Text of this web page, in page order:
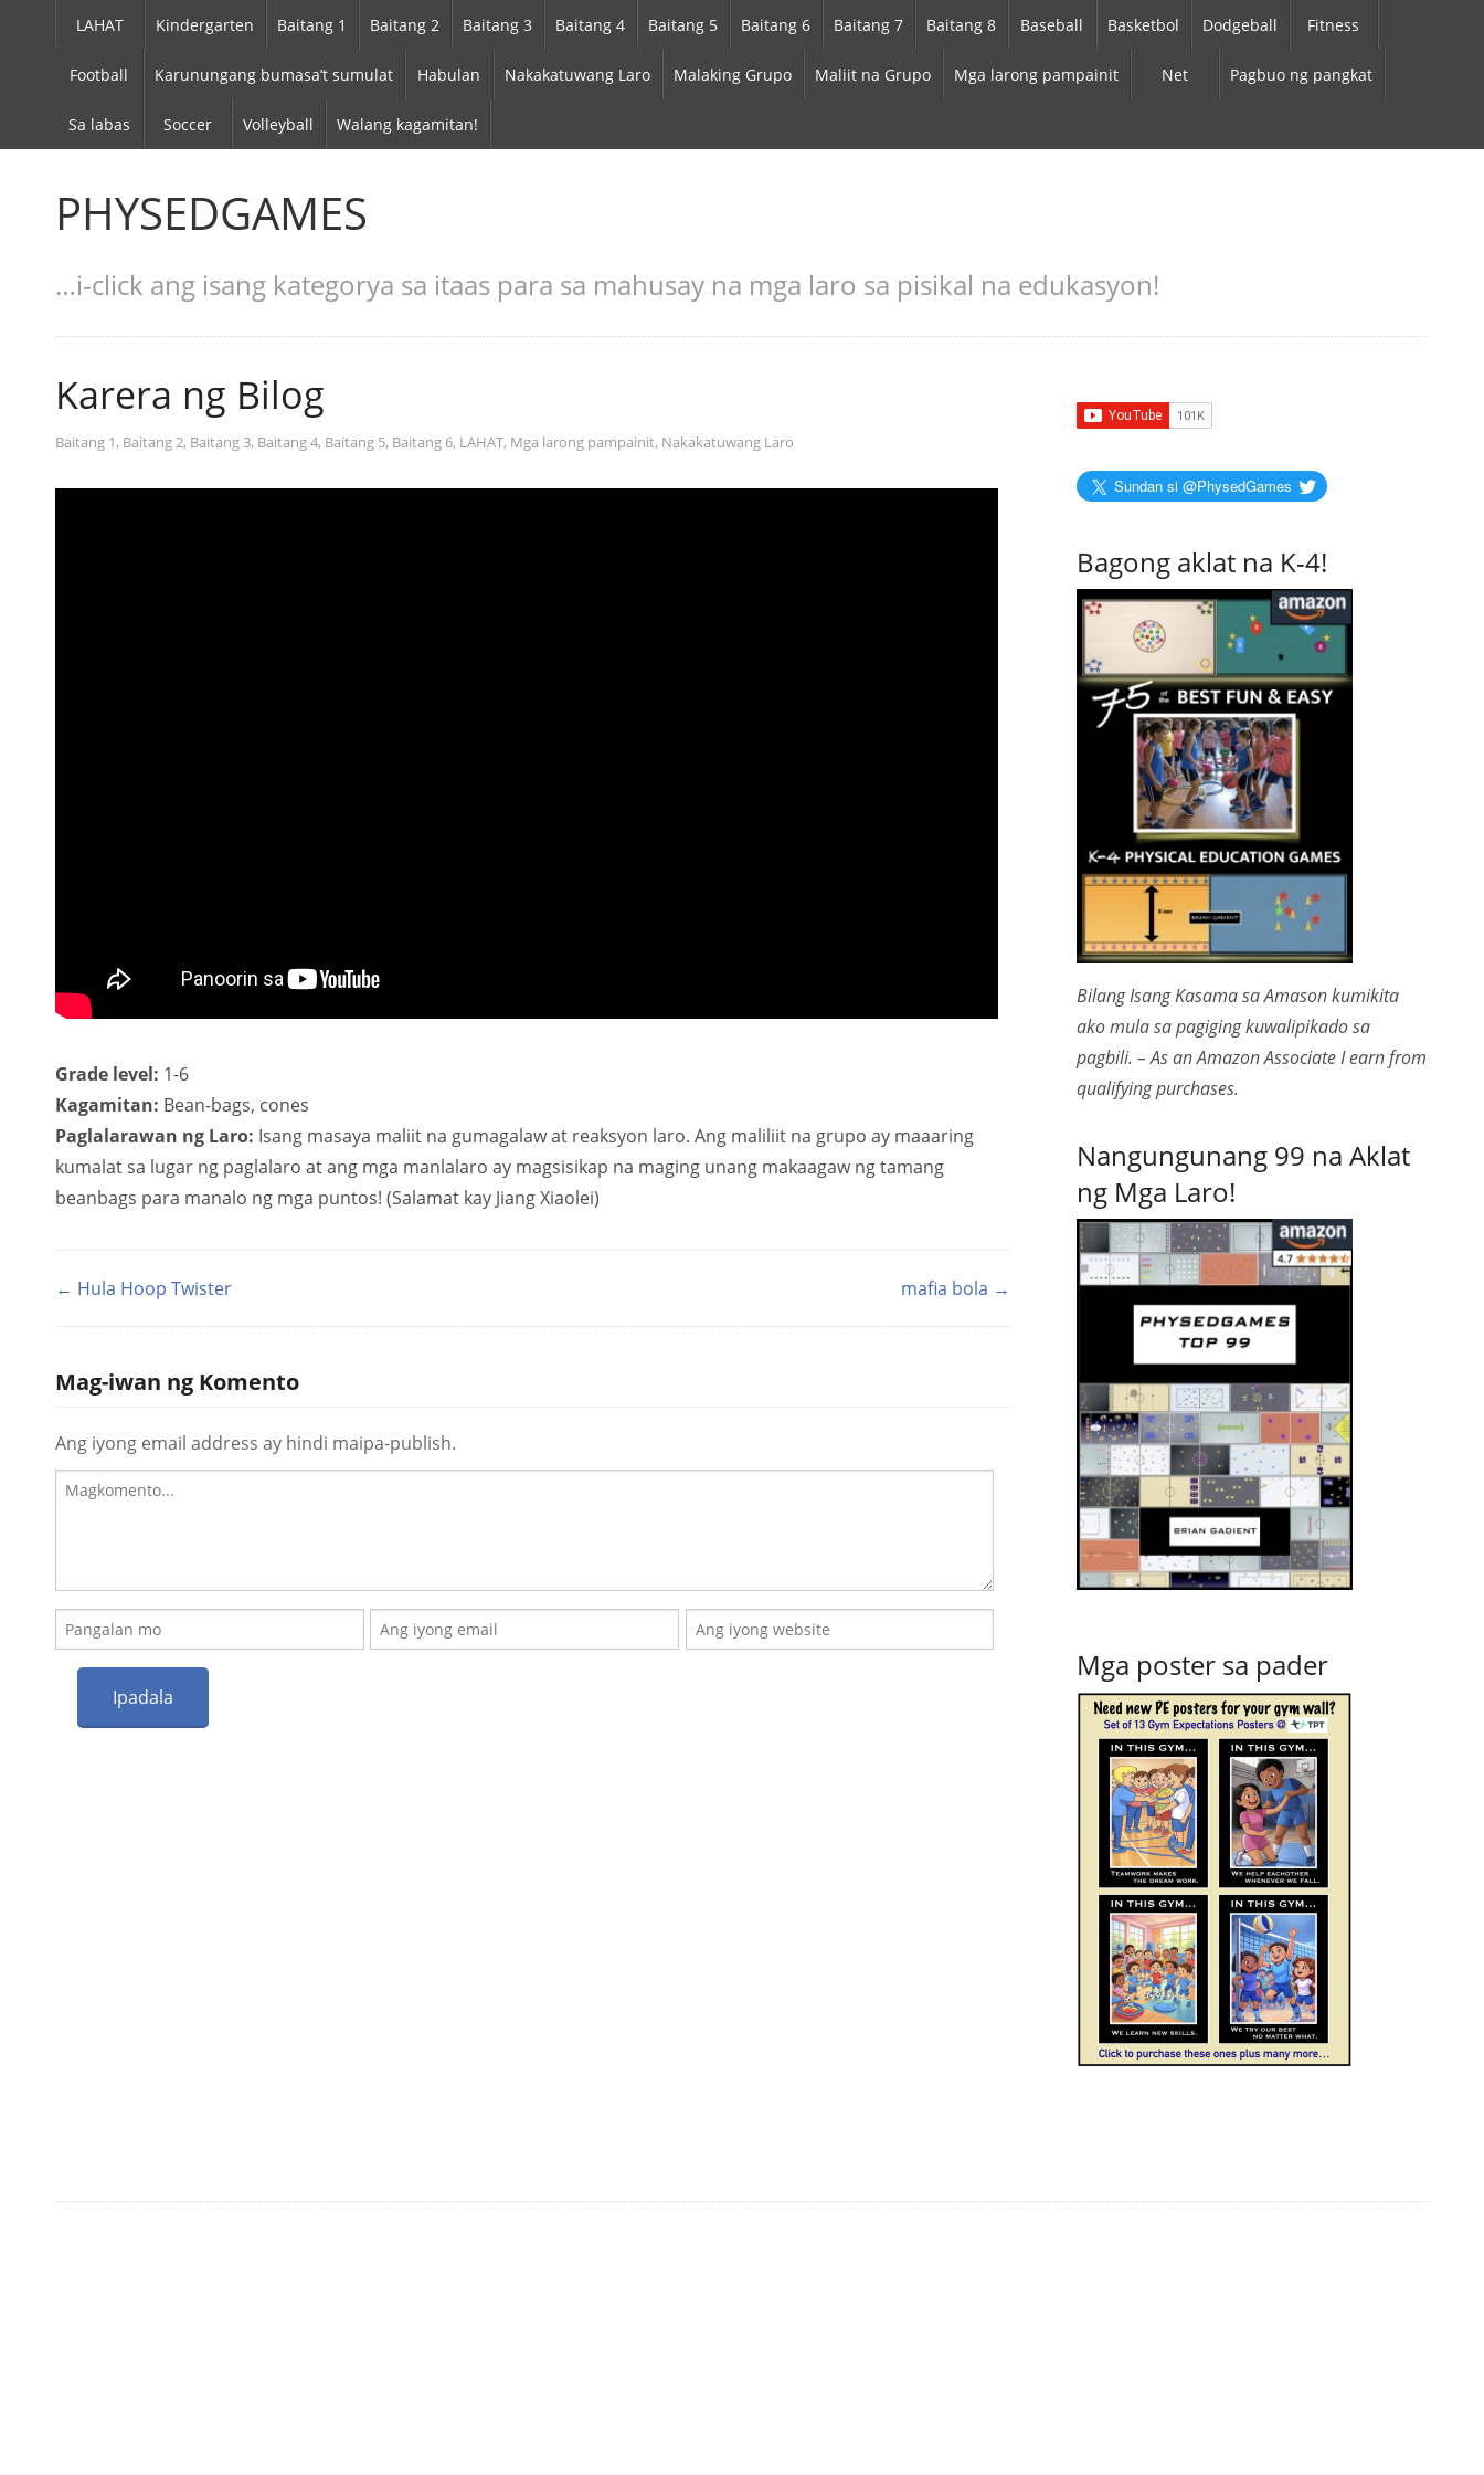
LAHAT Kindergarten Baitang 1 Baitang 2 Baitang 3 Baitang 4 Baitang 5 Baitang 6 Baitang 7 Baitang 8 Baseball Basketbol Dodgeball Fitness
Football Karunungang bumasa’t sumulat Habulan Nakakatuwang Laro Malaking Grupo Maliit na Grupo Mga larong pampainit Net Pagbuo ng pangkat
Sa labas Soccer Volleyball Walang kagamitan!
PHYSEDGAMES
…i-click ang isang kategorya sa itaas para sa mahusay na mga laro sa pisikal na edukasyon!
Karera ng Bilog
Baitang 1, Baitang 2, Baitang 3, Baitang 4, Baitang 5, Baitang 6, LAHAT, Mga larong pampainit, Nakakatuwang Laro
Grade level: 1-6
Kagamitan: Bean-bags, cones
Paglalarawan ng Laro: Isang masaya maliit na gumagalaw at reaksyon laro. Ang maliliit na grupo ay maaaring
kumalat sa lugar ng paglalaro at ang mga manlalaro ay magsisikap na maging unang makaagaw ng tamang
beanbags para manalo ng mga puntos! (Salamat kay Jiang Xiaolei)
← Hula Hoop Twister mafia bola →
Mag-iwan ng Komento
Ang iyong email address ay hindi maipa-publish.
Sundan si @PhysedGames
Bagong aklat na K-4!
Bilang Isang Kasama sa Amason kumikita
ako mula sa pagiging kuwalipikado sa
pagbili. – As an Amazon Associate I earn from
qualifying purchases.
Nangungunang 99 na Aklat
ng Mga Laro!
Mga poster sa pader